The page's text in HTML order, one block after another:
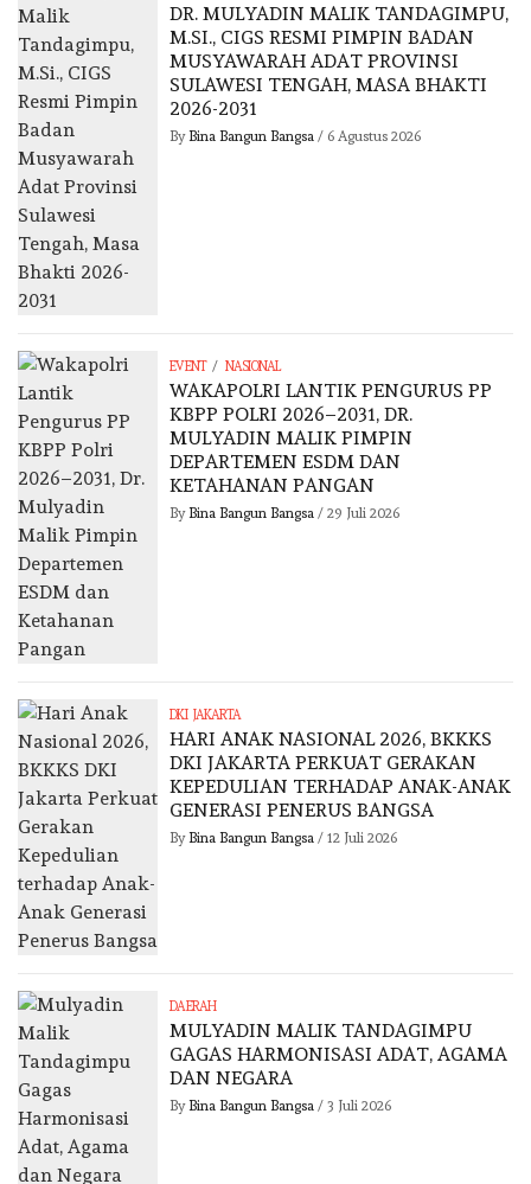
DR. MULYADIN MALIK TANDAGIMPU,
M.SI., CIGS RESMI PIMPIN BADAN
MUSYAWARAH ADAT PROVINSI
SULAWESI TENGAH, MASA BHAKTI
2026-2031
By Bina Bangun Bangsa/ 6 Agustus 2026
EVENT / NASIONAL
WAKAPOLRI LANTIK PENGURUS PP
KBPP POLRI 2026–2031, DR.
MULYADIN MALIK PIMPIN
DEPARTEMEN ESDM DAN
KETAHANAN PANGAN
By Bina Bangun Bangsa/ 29 Juli 2026
DKI JAKARTA
HARI ANAK NASIONAL 2026, BKKKS
DKI JAKARTA PERKUAT GERAKAN
KEPEDULIAN TERHADAP ANAK-ANAK
GENERASI PENERUS BANGSA
By Bina Bangun Bangsa/ 12 Juli 2026
DAERAH
MULYADIN MALIK TANDAGIMPU
GAGAS HARMONISASI ADAT, AGAMA
DAN NEGARA
By Bina Bangun Bangsa/ 3 Juli 2026